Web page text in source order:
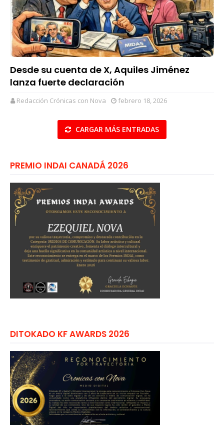
Desde su cuenta de X, Aquiles Jiménez
lanza fuerte declaración
Redacción Crónicas con Nova febrero 18, 2026
CARGAR MÁS ENTRADAS
PREMIO INDAI CANADÁ 2026
DITOKADO KF AWARDS 2026